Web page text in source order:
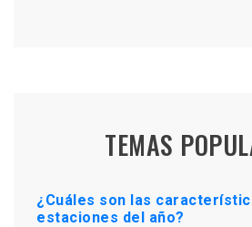
TEMAS
¿Cuáles son las
estaciones del año?